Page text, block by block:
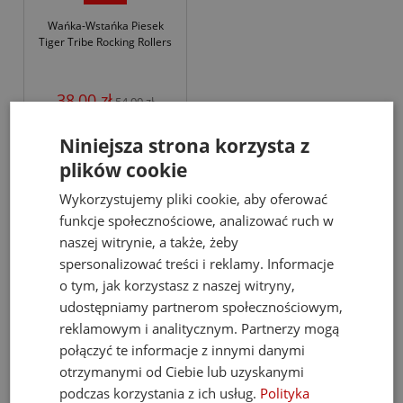
Wańka-Wstańka Piesek
Tiger Tribe Rocking Rollers
38,00 zł54,00 zł
do koszyka
Wańka wstańka dla niemowląt to synonim zabawy i nauki, który
zachwyca zarówno dzieci, jak i ich rodziców. Oferujemy bogaty
wybór nieprzewracajek izabawek manipulacyjnych, które
pomagają najmłodszym rozwijać motorykę oraz koordynację.
Nasze produkty łączą atrakcyjne wzornictwo i bezpieczeństwo, co
czyni je idealnym wyborem dla maluszków. Z Panem znajdziesz
zarówno wańkę wstańkę klasyczną, jak i nowoczesne wersje z
dodatkowymi funkcjami, które wprowadzają dzieci w świat
edukacji przez zabawę. Nie czekaj i wybierz prezent, który zapewni
radość i rozwój Twojemu dziecku!
Niniejsza strona korzysta z
plików cookie
Wykorzystujemy pliki cookie, aby oferować
funkcje społecznościowe, analizować ruch w
naszej witrynie, a także, żeby
spersonalizować treści i reklamy. Informacje
o tym, jak korzystasz z naszej witryny,
udostępniamy partnerom społecznościowym,
reklamowym i analitycznym. Partnerzy mogą
połączyć te informacje z innymi danymi
otrzymanymi od Ciebie lub uzyskanymi
podczas korzystania z ich usług. Polityka